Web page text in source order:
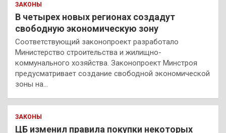
ЗАКОНЫ
В четырех новых регионах создадут
свободную экономическую зону
Соответствующий законопроект разработало
Министерство строительства и жилищно-
коммунального хозяйства. Законопроект Минстроя
предусматривает создание свободной экономической
зоны на…
ЗАКОНЫ
ЦБ изменил правила покупки некоторых